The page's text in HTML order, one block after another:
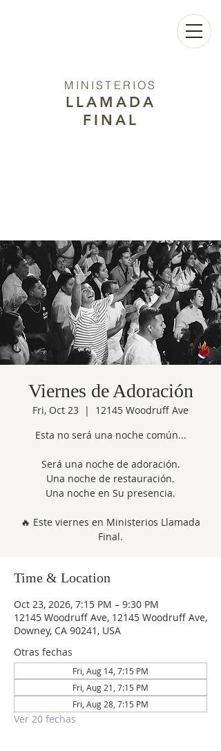
MINISTERIOS
LLAMADA
FINAL
Viernes de Adoración
Fri, Oct 23
  |
12145 Woodruff Ave
Esta no será una noche común...
Será una noche de adoración.
Una noche de restauración.
Una noche en Su presencia.
🔥 Este viernes en Ministerios Llamada
Final.
Time & Location
Oct 23, 2026, 7:15 PM – 9:30 PM
12145 Woodruff Ave, 12145 Woodruff Ave,
Downey, CA 90241, USA
Otras fechas
Fri, Aug 14, 7:15 PM
Fri, Aug 21, 7:15 PM
Fri, Aug 28, 7:15 PM
Ver 20 fechas